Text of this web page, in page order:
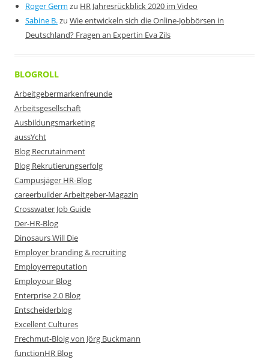
Roger Germ zu HR Jahresrückblick 2020 im Video
Sabine B.zu Wie entwickeln sich die Online-Jobbörsen in
Deutschland? Fragen an Expertin Eva Zils
BLOGROLL
Arbeitgebermarkenfreunde
Arbeitsgesellschaft
Ausbildungsmarketing
aussYcht
Blog Recrutainment
Blog Rekrutierungserfolg
Campusjäger HR-Blog
careerbuilder Arbeitgeber-Magazin
Crosswater Job Guide
Der-HR-Blog
Dinosaurs Will Die
Employer branding & recruiting
Employerreputation
Employour Blog
Enterprise 2.0 Blog
Entscheiderblog
Excellent Cultures
Frechmut-Bloig von Jörg Buckmann
functionHR Blog